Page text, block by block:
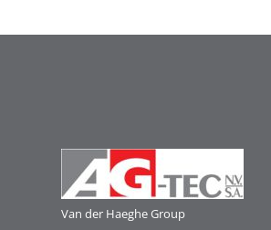
Van der HaegheGroup